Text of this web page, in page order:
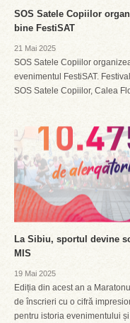
SOS Satele Copiilor
bine FestiSAT
21 Mai 2025
SOS Satele Copiilor
evenimentul FestiSAT.
SOS Satele Copiilor, Calea
La Sibiu, sportul devine
MIS
19 Mai 2025
Ediția din acest an a
de înscrieri cu o cifră
pentru istoria evenimentului